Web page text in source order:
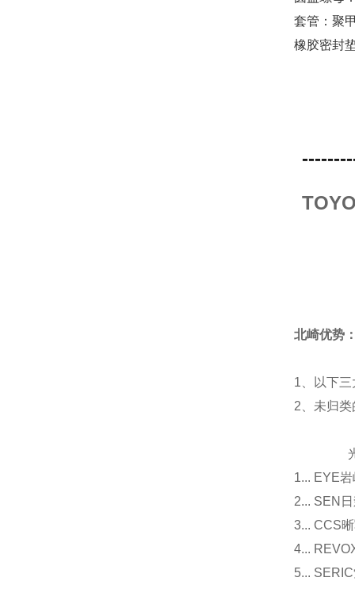
套管：
橡胶密封
北崎优势
1、以下
2、未归
光源
1... EYE
2... SEN
3... CCS
4...
5...